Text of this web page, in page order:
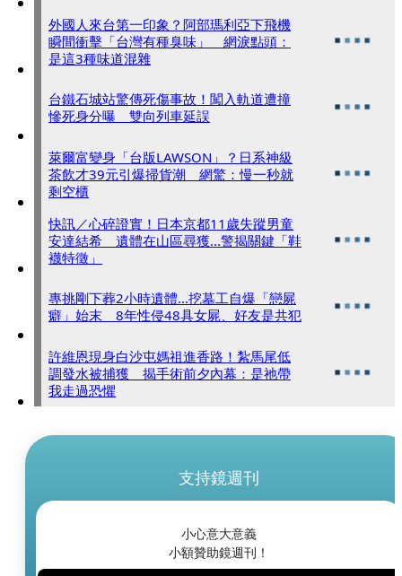
外國人來台第一印象？阿部瑪利亞下飛機
瞬間衝擊「台灣有種臭味」 網淚點頭：
是這3種味道混雜
台鐵石城站驚傳死傷事故！闖入軌道遭撞
慘死身分曝 雙向列車延誤
萊爾富變身「台版LAWSON」？日系神級
茶飲才39元引爆掃貨潮 網驚：慢一秒就
剩空櫃
快訊／心碎證實！日本京都11歲失蹤男童
安達結希 遺體在山區尋獲...警揭關鍵「鞋
襪特徵」
專挑剛下葬2小時遺體...挖墓工自爆「戀屍
癖」始末 8年性侵48具女屍、好友是共犯
許維恩現身白沙屯媽祖進香路！紮馬尾低
調發水被捕獲 揭手術前夕內幕：是祂帶
我走過恐懼
支持鏡週刊
小心意大意義
小額贊助鏡週刊！